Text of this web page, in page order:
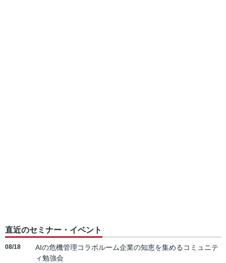
直近のセミナー・イベント
08/18
AIの危機管理コラボルーム企業の知恵を集めるコミュニテ
ィ勉強会